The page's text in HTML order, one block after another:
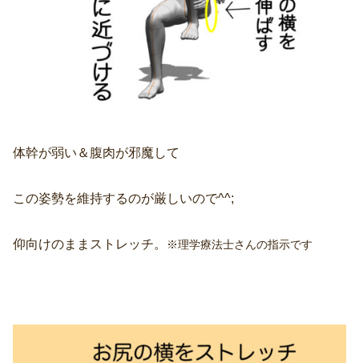
体幹が弱い＆腹肉が邪魔して
この姿勢を維持するのが厳しいので^^;
仰向けのままストレッチ。 ※理学療法士さんの指示です